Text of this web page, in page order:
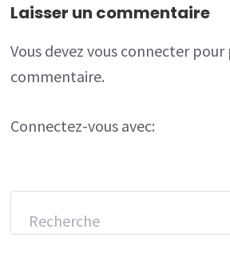
Laisser un commentaire
Vous devezvous connecterpour
commentaire.
Connectez-vous avec: